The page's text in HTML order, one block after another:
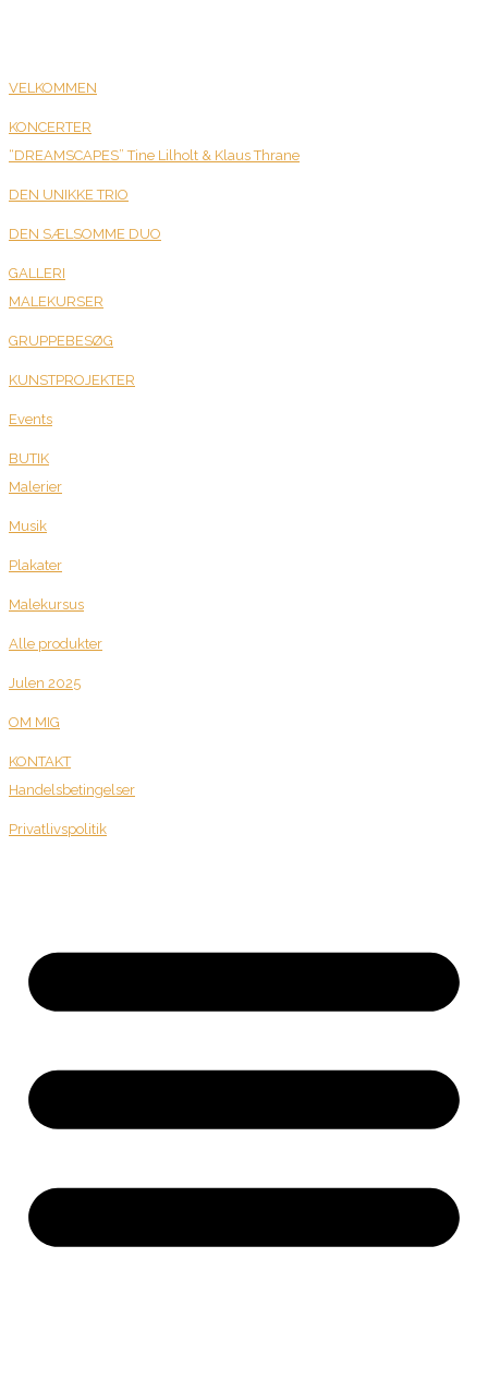
VELKOMMEN
KONCERTER
“DREAMSCAPES” Tine Lilholt & Klaus Thrane
DEN UNIKKE TRIO
DEN SÆLSOMME DUO
GALLERI
MALEKURSER
GRUPPEBESØG
KUNSTPROJEKTER
Events
BUTIK
Malerier
Musik
Plakater
Malekursus
Alle produkter
Julen 2025
OM MIG
KONTAKT
Handelsbetingelser
Privatlivspolitik